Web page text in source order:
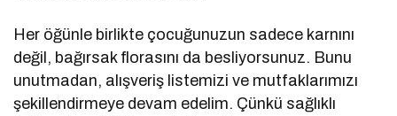
Her öğünle birlikte çocuğunuzun sadece karnını
değil, bağırsak florasını da besliyorsunuz. Bunu
unutmadan, alışveriş listemizi ve mutfaklarımızı
şekillendirmeye devam edelim. Çünkü sağlıklı